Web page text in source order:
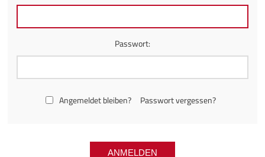
Passwort:
Angemeldet bleiben? Passwort vergessen?